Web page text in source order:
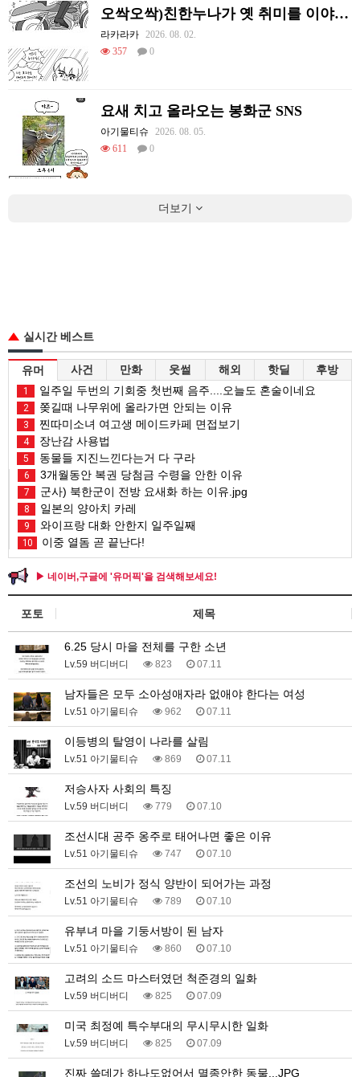
오싹오싹)친한누나가 옛 취미를 이야기하는 만화.manhwa
라카라카
2026. 08. 02.
357
0
요새 치고 올라오는 봉화군 SNS
아기물티슈
2026. 08. 05.
611
0
더보기
실시간 베스트
유머 사건 만화 웃썰 해외 핫딜 후방
1 일주일 두번의 기회중 첫번째 음주....오늘도 혼술이네요
2 쫒길때 나무위에 올라가면 안되는 이유
3 찐따미소녀 여고생 메이드카페 면접보기
4 장난감 사용법
5 동물들 지진느낀다는거 다 구라
6 3개월동안 복권 당첨금 수령을 안한 이유
7 군사) 북한군이 전방 요새화 하는 이유.jpg
8 일본의 양아치 카레
9 와이프랑 대화 안한지 일주일째
10 이중 열돔 곧 끝난다!
▶ 네이버,구글에 '유머픽'을 검색해보세요!
포토 제목
6.25 당시 마을 전체를 구한 소년
Lv.59 버디버디 823 07.11
남자들은 모두 소아성애자라 없애야 한다는 여성
Lv.51 아기물티슈 962 07.11
이등병의 탈영이 나라를 살림
Lv.51 아기물티슈 869 07.11
저승사자 사회의 특징
Lv.59 버디버디 779 07.10
조선시대 공주 옹주로 태어나면 좋은 이유
Lv.51 아기물티슈 747 07.10
조선의 노비가 정식 양반이 되어가는 과정
Lv.51 아기물티슈 789 07.10
유부녀 마을 기둥서방이 된 남자
Lv.51 아기물티슈 860 07.10
고려의 소드 마스터였던 척준경의 일화
Lv.59 버디버디 825 07.09
미국 최정예 특수부대의 무시무시한 일화
Lv.59 버디버디 825 07.09
진짜 쓸데가 하나도없어서 멸종안한 동물...JPG